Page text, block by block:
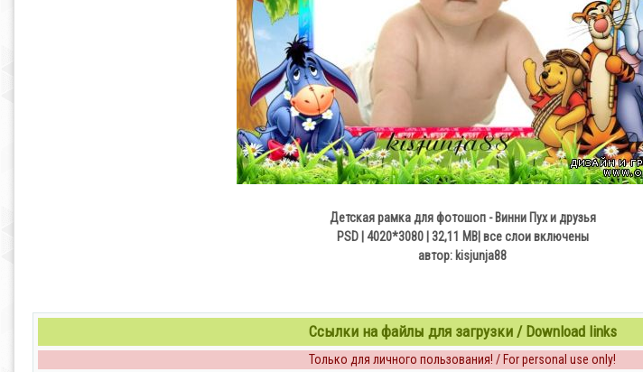
Детская рамка для фотошоп - Винни Пух и друзья
PSD | 4020*3080 | 32,11 MB| все слои включены
автор: kisjunja88
Ссылки на файлы для загрузки / Download links
Только для личного пользования! / For personal use only!